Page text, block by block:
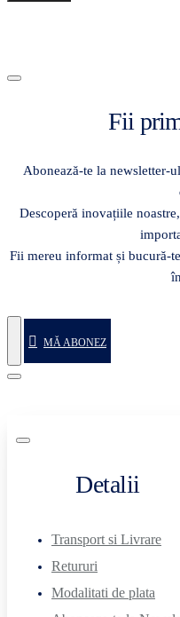
Fii
Abonează-te la newsletter-
Descoperă inovațiile
Fii mereu informat și bucură-
MĂ ABONEZ
Detalii
Transport si Livrare
Retururi
Modalitati de plata